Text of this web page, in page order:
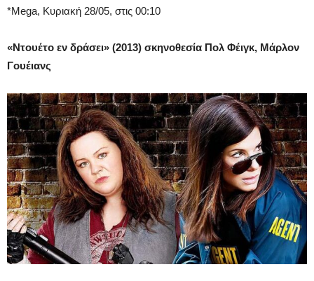
*Mega, Κυριακή 28/05, στις 00:10
«Ντουέτο εν δράσει» (2013) σκηνοθεσία Πολ Φέιγκ, Μάρλον
Γουέιανς